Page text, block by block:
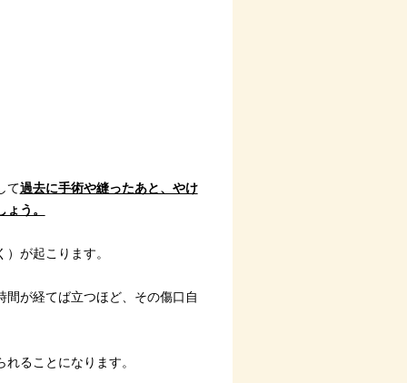
て過去に手術や縫ったあと、やけ
う。
が起こります。
が経てば立つほど、その傷口自
ることになります。